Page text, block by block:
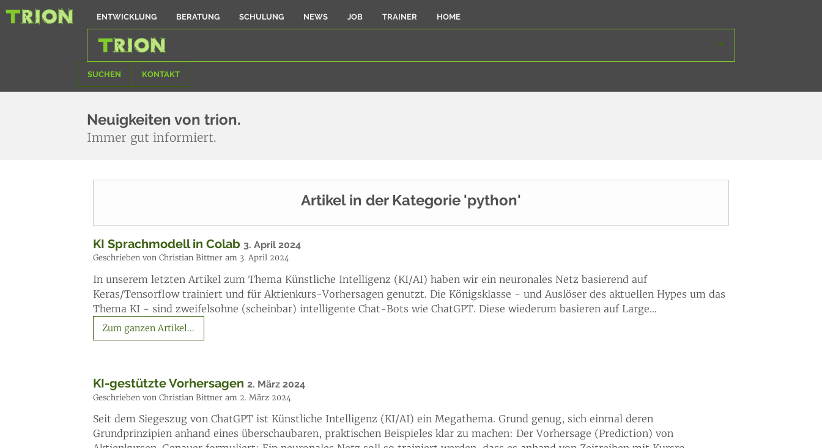
ENTWICKLUNG BERATUNG SCHULUNG NEWS JOB TRAINER HOME
SUCHEN KONTAKT
Neuigkeiten von trion.
Immer gut informiert.
Artikel in der Kategorie 'python'
KI Sprachmodell in Colab 3. April 2024
Geschrieben von Christian Bittner am 3. April 2024
In unserem letzten Artikel zum Thema Künstliche Intelligenz (KI/AI) haben wir ein neuronales Netz basierend auf
Keras/Tensorflow trainiert und für Aktienkurs-Vorhersagen genutzt. Die Königsklasse - und Auslöser des aktuellen Hypes um das
Thema KI - sind zweifelsohne (scheinbar) intelligente Chat-Bots wie ChatGPT. Diese wiederum basieren auf Large…
Zum ganzen Artikel...
KI-gestützte Vorhersagen 2. März 2024
Geschrieben von Christian Bittner am 2. März 2024
Seit dem Siegeszug von ChatGPT ist Künstliche Intelligenz (KI/AI) ein Megathema. Grund genug, sich einmal deren
Grundprinzipien anhand eines überschaubaren, praktischen Beispieles klar zu machen: Der Vorhersage (Prediction) von